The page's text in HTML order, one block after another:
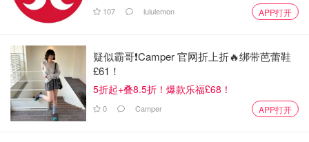
107 lululemon APP打开
疑似霸哥❗️Camper 官网折上折🔥绑带芭蕾鞋
£61！
5折起+叠8.5折！爆款乐福£68！
0 Camper APP打开